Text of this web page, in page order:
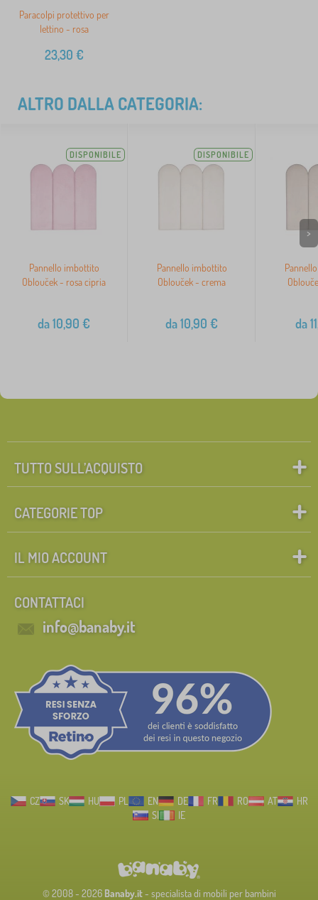
Paracolpi protettivo per
lettino - rosa
23,30 €
ALTRO DALLA CATEGORIA:
DISPONIBILE
Pannello imbottito
Oblouček - rosa cipria
da10,90 €
DISPONIBILE
Pannello imbottito
Oblouček - crema
da10,90 € da
>
TUTTO SULL’ACQUISTO
CATEGORIE TOP
IL MIO ACCOUNT
CONTATTACI
info@banaby.it
CZ SK HU PL EN DE FR RO AT
HR
SI
IE
© 2008 - 2026 Banaby.it- specialista di mobili per bambini